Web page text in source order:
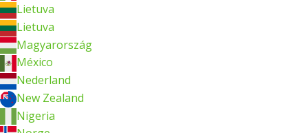
Lietuva
Lietuva
Magyarország
México
Nederland
New Zealand
Nigeria